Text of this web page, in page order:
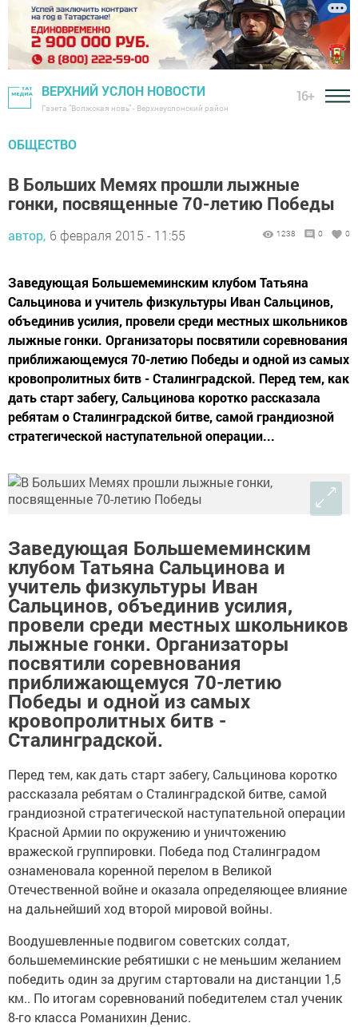
ВЕРХНИЙ УСЛОН НОВОСТИ
Газета "Волжская новь" - Верхнеуслонский район
16+
ОБЩЕСТВО
В Больших Мемях прошли лыжные
гонки, посвященные 70-летию Победы
автор, 6 февраля 2015 - 11:55 1238 0 0
Заведующая Большемеминским клубом Татьяна
Сальцинова и учитель физкультуры Иван Сальцинов,
объединив усилия, провели среди местных школьников
лыжные гонки. Организаторы посвятили соревнования
приближающемуся 70-летию Победы и одной из самых
кровопролитных битв - Сталинградской. Перед тем, как
дать старт забегу, Сальцинова коротко рассказала
ребятам о Сталинградской битве, самой грандиозной
стратегической наступательной операции...
Заведующая Большемеминским
клубом Татьяна Сальцинова и
учитель физкультуры Иван
Сальцинов, объединив усилия,
провели среди местных школьников
лыжные гонки. Организаторы
посвятили соревнования
приближающемуся 70-летию
Победы и одной из самых
кровопролитных битв -
Сталинградской.
Перед тем, как дать старт забегу, Сальцинова коротко
рассказала ребятам о Сталинградской битве, самой
грандиозной стратегической наступательной операции
Красной Армии по окружению и уничтожению
вражеской группировки. Победа под Сталинградом
ознаменовала коренной перелом в Великой
Отечественной войне и оказала определяющее влияние
на дальнейший ход второй мировой войны.
Воодушевленные подвигом советских солдат,
большемеминские ребятишки с не меньшим желанием
победить один за другим стартовали на дистанции 1,5
км.. По итогам соревнований победителем стал ученик
8-го класса Романихин Денис.